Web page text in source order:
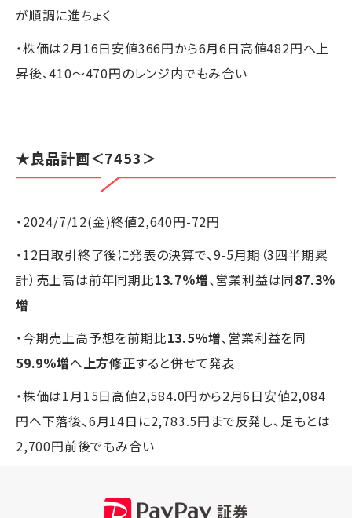
が順調に進ちょく
・株価は2月16日安値366円から6月6日高値482円へ上
昇後、410～470円のレンジ内でもみ合い
★良品計画＜7453＞
・2024/7/12(金)終値2,640円-72円
・12日取引終了後に発表の決算で、9-5月期（3四半期累
計）売上高は前年同期比13.7％増、営業利益は同87.3％
増
・今期売上高予想を前期比13.5％増、営業利益を同
59.9％増へ上方修正すると併せて発表
・株価は1月15日高値2,584.0円から2月6日安値2,084
円へ下落後、6月14日に2,783.5円まで反発し、足もとは
2,700円前後でもみ合い